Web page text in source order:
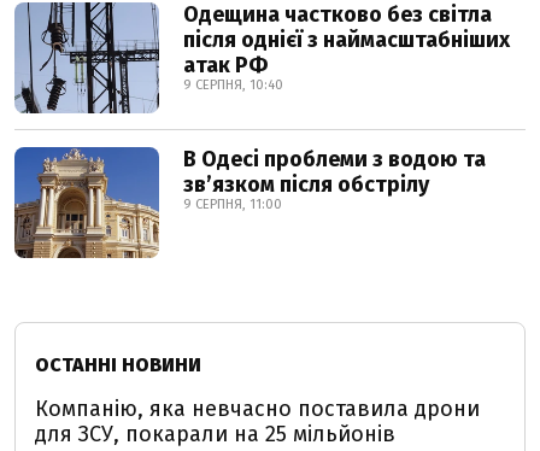
Одещина частково без світла
після однієї з наймасштабніших
атак РФ
9 СЕРПНЯ, 10:40
В Одесі проблеми з водою та
звʼязком після обстрілу
9 СЕРПНЯ, 11:00
ОСТАННІ НОВИНИ
Компанію, яка невчасно поставила дрони
для ЗСУ, покарали на 25 мільйонів